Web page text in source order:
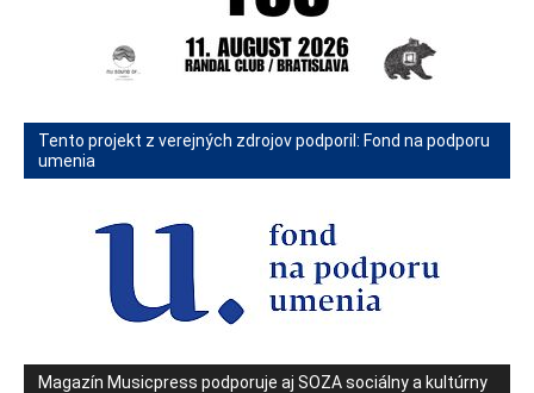
Tento projekt z verejných zdrojov podporil: Fond na podporu
umenia
Magazín Musicpress podporuje aj SOZA sociálny a kultúrny